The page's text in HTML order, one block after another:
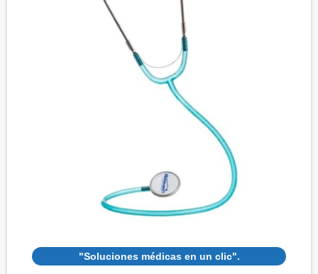
"Soluciones médicas en un clic".